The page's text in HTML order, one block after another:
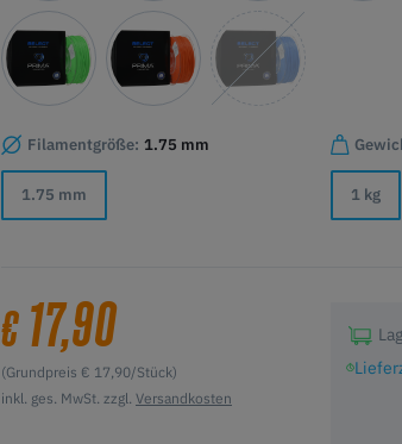
Filamentgröße: 1.75 mm
1.75 mm 1 kg
€ 17,90
(Grundpreis € 17,90/Stück)
inkl. ges. MwSt. zzgl. Versandkosten